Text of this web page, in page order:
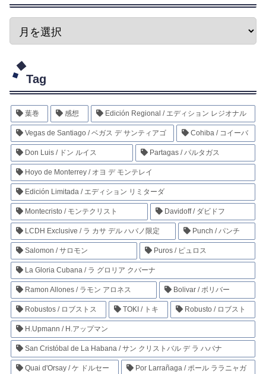
Tag
葉巻 感想 Edición Regional / エディション レジオナル
Vegas de Santiago / ベガス デ サンティアゴ Cohiba / コイーバ
Don Luis / ドン ルイス Partagas / パルタガス
Hoyo de Monterrey / オヨ デ モンテレイ
Edición Limitada / エディション リミターダ
Montecristo / モンテクリスト Davidoff / ダビドフ
LCDH Exclusive / ラ カサ デル ハバノ限定 Punch / パンチ
Salomon / サロモン Puros / ピュロス
La Gloria Cubana / ラ グロリア クバーナ
Ramon Allones / ラモン アロネス Bolivar / ボリバー
Robustos / ロブストス TOKI / トキ Robusto / ロブスト
H.Upmann / H.アップマン
San Cristóbal de La Habana / サン クリストバル デ ラ ハバナ
Quai d'Orsay / ケ ドルセー Por Larrañaga / ポール ララニャガ